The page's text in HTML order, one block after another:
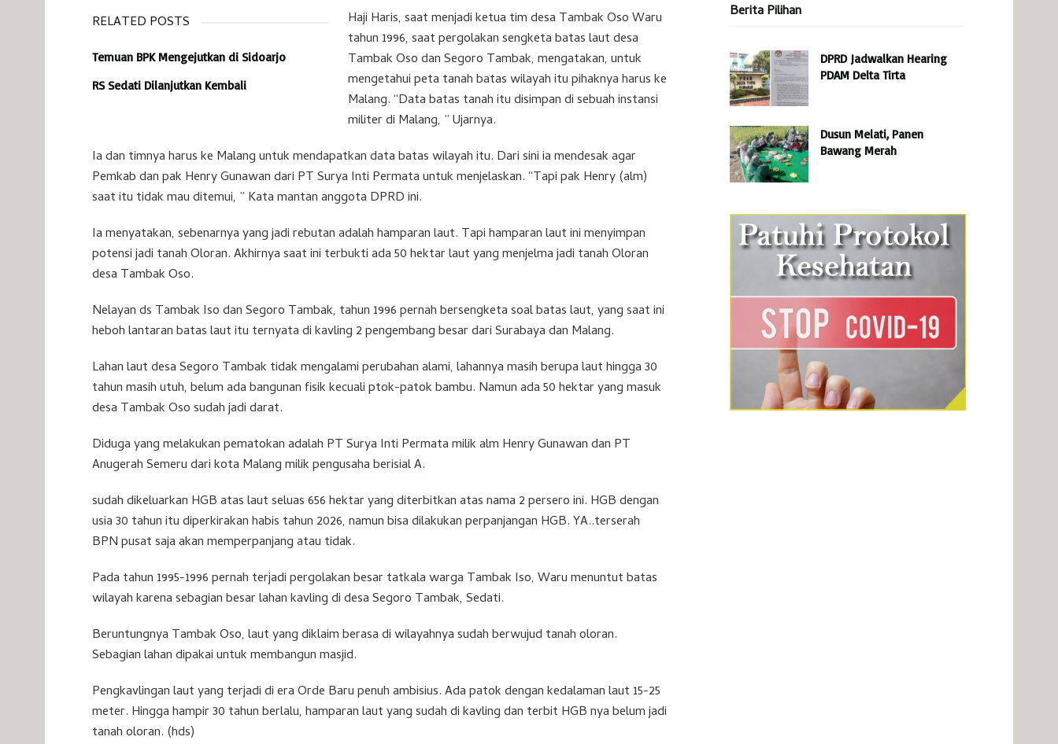
RELATED POSTS
Temuan BPK Mengejutkan di Sidoarjo
RS Sedati Dilanjutkan Kembali
Haji Haris, saat menjadi ketua tim desa Tambak Oso Waru
tahun 1996, saat pergolakan sengketa batas laut desa
Tambak Oso dan Segoro Tambak, mengatakan, untuk
mengetahui peta tanah batas wilayah itu pihaknya harus ke
Malang. “Data batas tanah itu disimpan di sebuah instansi
militer di Malang, ” Ujarnya.
Ia dan timnya harus ke Malang untuk mendapatkan data batas wilayah itu. Dari sini ia mendesak agar
Pemkab dan pak Henry Gunawan dari PT Surya Inti Permata untuk menjelaskan. “Tapi pak Henry (alm)
saat itu tidak mau ditemui, ” Kata mantan anggota DPRD ini.
Ia menyatakan, sebenarnya yang jadi rebutan adalah hamparan laut. Tapi hamparan laut ini menyimpan
potensi jadi tanah Oloran. Akhirnya saat ini terbukti ada 50 hektar laut yang menjelma jadi tanah Oloran
desa Tambak Oso.
Nelayan ds Tambak Iso dan Segoro Tambak, tahun 1996 pernah bersengketa soal batas laut, yang saat ini
heboh lantaran batas laut itu ternyata di kavling 2 pengembang besar dari Surabaya dan Malang.
Lahan laut desa Segoro Tambak tidak mengalami perubahan alami, lahannya masih berupa laut hingga 30
tahun masih utuh, belum ada bangunan fisik kecuali ptok-patok bambu. Namun ada 50 hektar yang masuk
desa Tambak Oso sudah jadi darat.
Diduga yang melakukan pematokan adalah PT Surya Inti Permata milik alm Henry Gunawan dan PT
Anugerah Semeru dari kota Malang milik pengusaha berisial A.
sudah dikeluarkan HGB atas laut seluas 656 hektar yang diterbitkan atas nama 2 persero ini. HGB dengan
usia 30 tahun itu diperkirakan habis tahun 2026, namun bisa dilakukan perpanjangan HGB. YA..terserah
BPN pusat saja akan memperpanjang atau tidak.
Pada tahun 1995-1996 pernah terjadi pergolakan besar tatkala warga Tambak Iso, Waru menuntut batas
wilayah karena sebagian besar lahan kavling di desa Segoro Tambak, Sedati.
Beruntungnya Tambak Oso, laut yang diklaim berasa di wilayahnya sudah berwujud tanah oloran.
Sebagian lahan dipakai untuk membangun masjid.
Pengkavlingan laut yang terjadi di era Orde Baru penuh ambisius. Ada patok dengan kedalaman laut 15-25
meter. Hingga hampir 30 tahun berlalu, hamparan laut yang sudah di kavling dan terbit HGB nya belum jadi
tanah oloran. (hds)
Berita Pilihan
DPRD Jadwalkan Hearing
PDAM Delta Tirta
Dusun Melati, Panen
Bawang Merah